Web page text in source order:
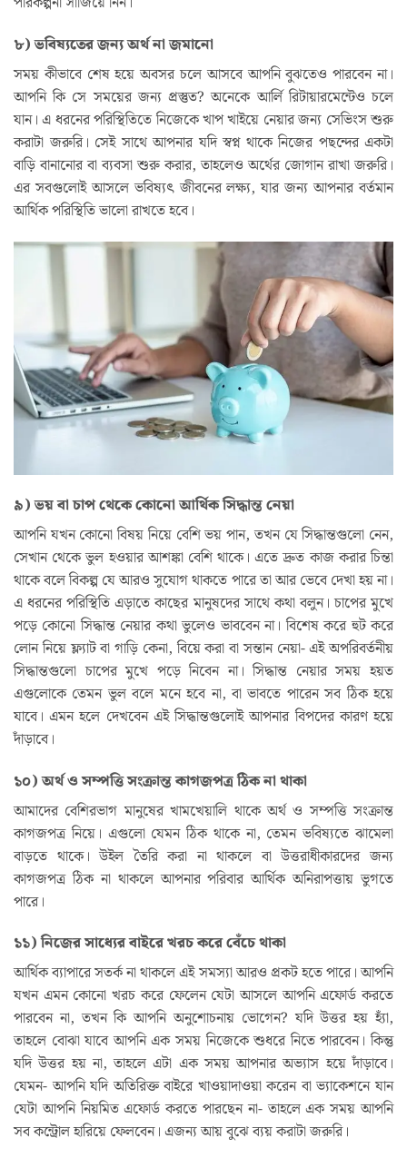
৮) ভবিষ্যতের জন্য অর্থ না জমানো
সময় কীভাবে শেষ হয়ে অবসর চলে আসবে আপনি বুঝতেও পারবেন না।
আপনি কি সে সময়ের জন্য প্রস্তুত? অনেকে আর্লি রিটায়ারমেন্টেও চলে
যান। এ ধরনের পরিস্থিতিতে নিজেকে খাপ খাইয়ে নেয়ার জন্য সেভিংস শুরু
করাটা জরুরি। সেই সাথে আপনার যদি স্বপ্ন থাকে নিজের পছন্দের একটা
বাড়ি বানানোর বা ব্যবসা শুরু করার, তাহলেও অর্থের জোগান রাখা জরুরি।
এর সবগুলোই আসলে ভবিষ্যৎ জীবনের লক্ষ্য, যার জন্য আপনার বর্তমান
আর্থিক পরিস্থিতি ভালো রাখতে হবে।
৯) ভয় বা চাপ থেকে কোনো আর্থিক সিদ্ধান্ত নেয়া
আপনি যখন কোনো বিষয় নিয়ে বেশি ভয় পান, তখন যে সিদ্ধান্তগুলো নেন,
সেখান থেকে ভুল হওয়ার আশঙ্কা বেশি থাকে। এতে দ্রুত কাজ করার চিন্তা
থাকে বলে বিকল্প যে আরও সুযোগ থাকতে পারে তা আর ভেবে দেখা হয় না।
এ ধরনের পরিস্থিতি এড়াতে কাছের মানুষদের সাথে কথা বলুন। চাপের মুখে
পড়ে কোনো সিদ্ধান্ত নেয়ার কথা ভুলেও ভাববেন না। বিশেষ করে হুট করে
লোন নিয়ে ফ্ল্যাট বা গাড়ি কেনা, বিয়ে করা বা সন্তান নেয়া- এই অপরিবর্তনীয়
সিদ্ধান্তগুলো চাপের মুখে পড়ে নিবেন না। সিদ্ধান্ত নেয়ার সময় হয়ত
এগুলোকে তেমন ভুল বলে মনে হবে না, বা ভাবতে পারেন সব ঠিক হয়ে
যাবে। এমন হলে দেখবেন এই সিদ্ধান্তগুলোই আপনার বিপদের কারণ হয়ে
দাঁড়াবে।
১০) অর্থ ও সম্পত্তি সংক্রান্ত কাগজপত্র ঠিক না থাকা
আমাদের বেশিরভাগ মানুষের খামখেয়ালি থাকে অর্থ ও সম্পত্তি সংক্রান্ত
কাগজপত্র নিয়ে। এগুলো যেমন ঠিক থাকে না, তেমন ভবিষ্যতে ঝামেলা
বাড়তে থাকে। উইল তৈরি করা না থাকলে বা উত্তরাধীকারদের জন্য
কাগজপত্র ঠিক না থাকলে আপনার পরিবার আর্থিক অনিরাপত্তায় ভুগতে
পারে।
১১) নিজের সাধ্যের বাইরে খরচ করে বেঁচে থাকা
আর্থিক ব্যাপারে সতর্ক না থাকলে এই সমস্যা আরও প্রকট হতে পারে। আপনি
যখন এমন কোনো খরচ করে ফেলেন যেটা আসলে আপনি এফোর্ড করতে
পারবেন না, তখন কি আপনি অনুশোচনায় ভোগেন? যদি উত্তর হয় হ্যাঁ,
তাহলে বোঝা যাবে আপনি এক সময় নিজেকে শুধরে নিতে পারবেন। কিন্তু
যদি উত্তর হয় না, তাহলে এটা এক সময় আপনার অভ্যাস হয়ে দাঁড়াবে।
যেমন- আপনি যদি অতিরিক্ত বাইরে খাওয়াদাওয়া করেন বা ভ্যাকেশনে যান
যেটা আপনি নিয়মিত এফোর্ড করতে পারছেন না- তাহলে এক সময় আপনি
সব কন্ট্রোল হারিয়ে ফেলবেন। এজন্য আয় বুঝে ব্যয় করাটা জরুরি।